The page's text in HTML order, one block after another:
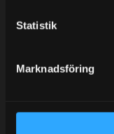
Statistik
Marknadsföring